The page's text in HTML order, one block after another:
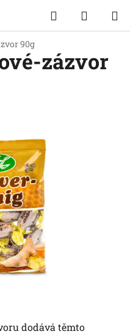
Hledat
KOŠÍK
90g
dodává těmto
zázvor